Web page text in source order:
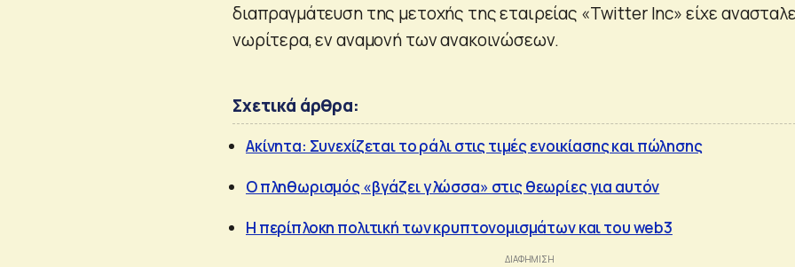
διαπραγμάτευση της μετοχής της εταιρείας «Twitter Inc» είχε
νωρίτερα, εν αναμονή των ανακοινώσεων.
Σχετικά άρθρα:
Ακίνητα: Συνεχίζεται το ράλι στις τιμές ενοικίασης και πώλησης
Ο πληθωρισμός «βγάζει γλώσσα» στις θεωρίες για αυτόν
Η περίπλοκη πολιτική των κρυπτονομισμάτων και του web3